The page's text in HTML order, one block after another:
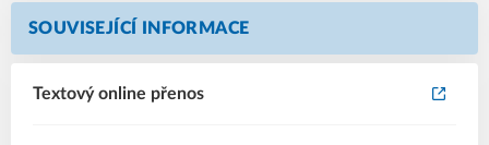
SOUVISEJÍCÍ INFORMACE
Textový online přenos